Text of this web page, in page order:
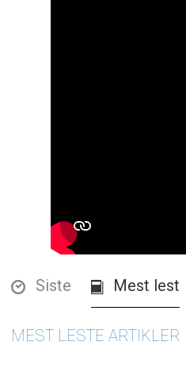
Siste Mest lest
MEST LESTE ARTIKLER